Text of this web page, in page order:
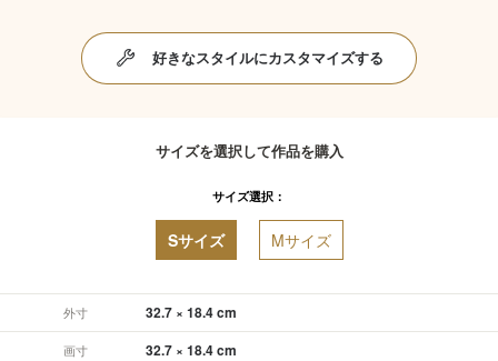
好きなスタイルにカスタマイズする
サイズを選択して作品を購入
サイズ選択：
Sサイズ Mサイズ
外寸 32.7 × 18.4 cm
画寸 32.7 × 18.4 cm